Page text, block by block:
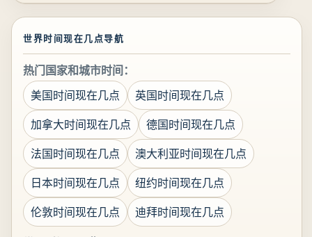
世界时间现在几点导航
热门国家和城市时间：
美国时间现在几点
英国时间现在几点
加拿大时间现在几点
德国时间现在几点
法国时间现在几点
澳大利亚时间现在几点
日本时间现在几点
纽约时间现在几点
伦敦时间现在几点
迪拜时间现在几点